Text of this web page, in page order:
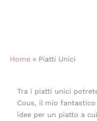
Home » Piatti Unici
Tra i piatti unici
Cous, il mio
idee per un piatto a